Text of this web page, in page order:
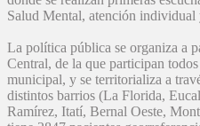
Salud Mental, atención individual
La política pública se organiza a
Central, de la que participan
municipal, y se territorializa a
distintos barrios (La Florida,
Ramírez, Itatí, Bernal Oeste,